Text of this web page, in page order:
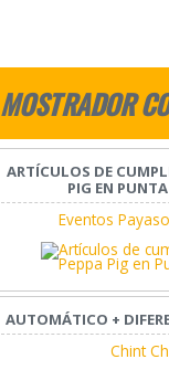
MOSTRADOR
ARTÍCULOS DE
PIG EN
Eventos
AUTOMÁTICO +
Chint